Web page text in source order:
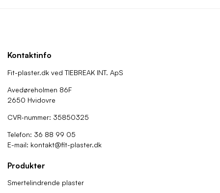
Kontaktinfo
Fit-plaster.dk ved TIEBREAK INT. ApS
Avedøreholmen 86F
2650 Hvidovre
CVR-nummer: 35850325
Telefon: 36 88 99 05
E-mail: kontakt@fit-plaster.dk
Produkter
Smertelindrende plaster